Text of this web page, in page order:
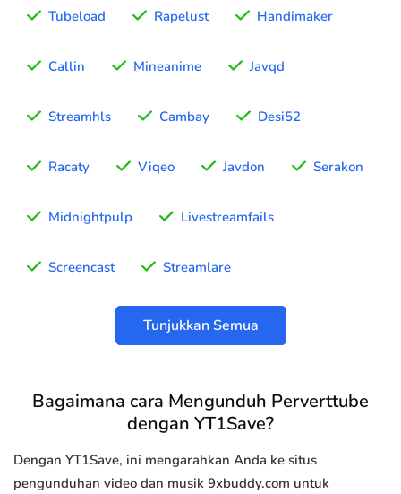
Tubeload Rapelust Handimaker
Callin Mineanime Javqd
Streamhls Cambay Desi52
Racaty Viqeo Javdon Serakon
Midnightpulp Livestreamfails
Screencast Streamlare
Tunjukkan Semua
Bagaimana cara Mengunduh Perverttube
dengan YT1Save?
Dengan YT1Save, ini mengarahkan Anda ke situs
pengunduhan video dan musik 9xbuddy.com untuk